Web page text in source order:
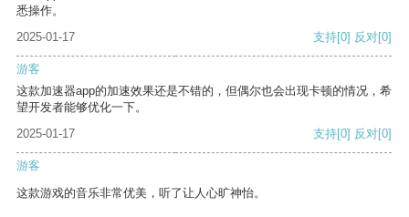
悉操作。
2025-01-17
支持[0] 反对[0]
游客
这款加速器app的加速效果还是不错的，但偶尔也会出现卡顿的情况，希
望开发者能够优化一下。
2025-01-17
支持[0] 反对[0]
游客
这款游戏的音乐非常优美，听了让人心旷神怡。